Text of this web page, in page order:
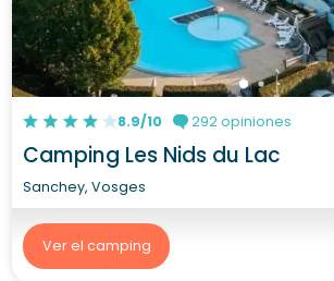
8.9/10 292 opiniones
Camping Les Nids du Lac
Sanchey, Vosges
Ver el camping